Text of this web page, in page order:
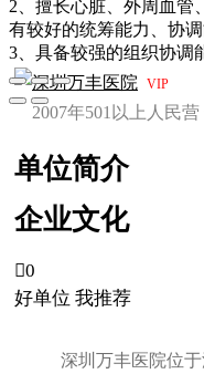
2、擅长心脏、外周血管
有较好的统筹能力、协调
3、具备较强的组织协调
深圳万丰医院
VIP
2007年501以上人 民营
单位简介
企业文化
0
好单位 我推荐
深圳万丰医院位